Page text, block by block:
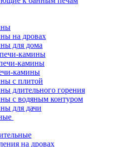
на дровах
для дома
камины
камины
камины
с плитой
длительного горения
с водяным контуром
для дачи
на дровах